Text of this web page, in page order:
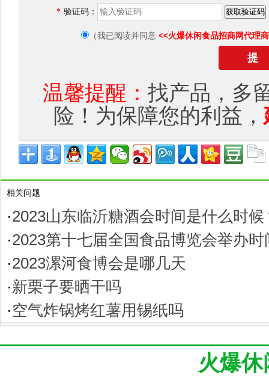
* 验证码：
（我已阅读并同意 <<火爆休闲食品招商网代理
温馨提醒： 找产品，多
险！为保障您的利益，
相关问题
·2023山东临沂糖酒会时间是什么时候
·2023第十七届全国食品博览会举办
·2023漯河食博会是哪几天
·新栗子要晒干吗
·空气炸锅烤红薯用锡纸吗
火爆